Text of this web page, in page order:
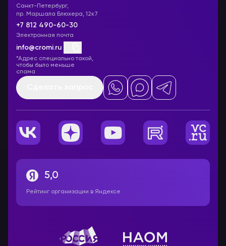
Санкт-Петербург,
пр. Маршала Блюхера, 12к7
+7 812 490-60-30
Электронная почта
info@cromi.ru
*Адрес специально такой,
чтобы было меньше
спама
5,0
Рейтинг организации в Яндексе